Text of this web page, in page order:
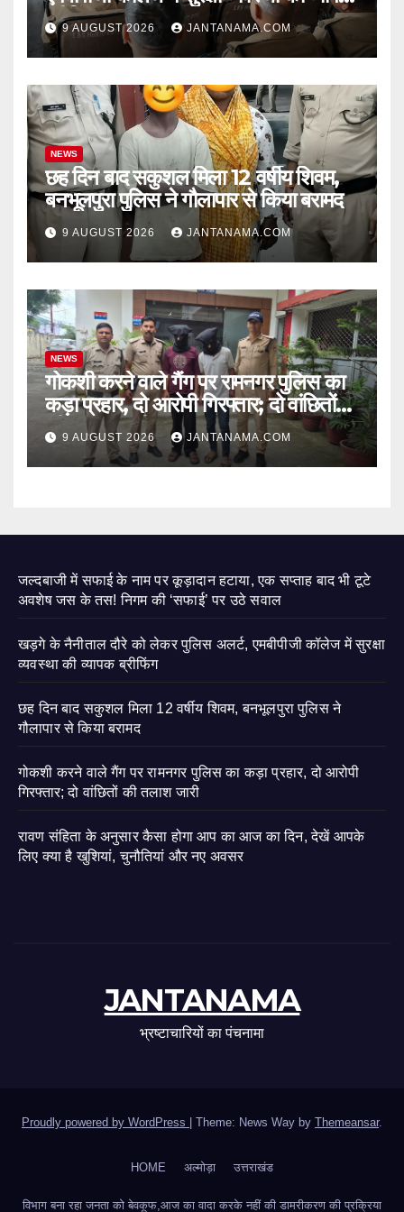
ब्रीफिंग
9 AUGUST 2026 JANTANAMA.COM
NEWS
छह दिन बाद सकुशल मिला 12 वर्षीय शिवम,
बनभूलपुरा पुलिस ने गौलापार से किया बरामद
9 AUGUST 2026 JANTANAMA.COM
NEWS
गोकशी करने वाले गैंग पर रामनगर पुलिस का
कड़ा प्रहार, दो आरोपी गिरफ्तार; दो वांछितों
की तलाश जारी
9 AUGUST 2026 JANTANAMA.COM
जल्दबाजी में सफाई के नाम पर कूड़ादान हटाया, एक सप्ताह बाद भी टूटे
अवशेष जस के तस! निगम की ‘सफाई’ पर उठे सवाल
खड़गे के नैनीताल दौरे को लेकर पुलिस अलर्ट, एमबीपीजी कॉलेज में सुरक्षा
व्यवस्था की व्यापक ब्रीफिंग
छह दिन बाद सकुशल मिला 12 वर्षीय शिवम, बनभूलपुरा पुलिस ने
गौलापार से किया बरामद
गोकशी करने वाले गैंग पर रामनगर पुलिस का कड़ा प्रहार, दो आरोपी
गिरफ्तार; दो वांछितों की तलाश जारी
रावण संहिता के अनुसार कैसा होगा आप का आज का दिन, देखें आपके
लिए क्या है खुशियां, चुनौतियां और नए अवसर
JANTANAMA
भ्रष्टाचारियों का पंचनामा
Proudly powered by WordPress Theme: News Way by Themeansar.
HOME अल्मोड़ा उत्तराखंड
विभाग बना रहा जनता को बेवकूफ,आज का वादा करके नहीं की डामरीकरण की प्रक्रिया